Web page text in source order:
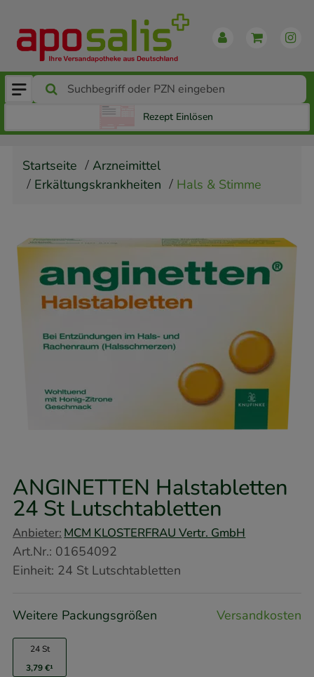
Rezept Einlösen
Startseite
Arzneimittel
Erkältungskrankheiten
Hals & Stimme
ANGINETTEN Halstabletten
24 St Lutschtabletten
Anbieter: MCM KLOSTERFRAU Vertr. GmbH
Art.Nr.: 01654092
Einheit: 24 StLutschtabletten
Weitere Packungsgrößen Versandkosten
24 St
3,79 €¹